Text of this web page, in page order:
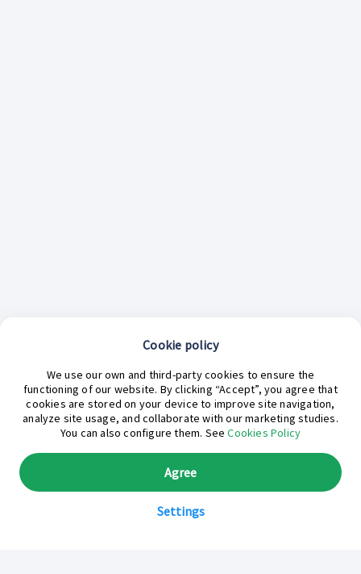
¿En qué podemos ayudarte hoy?
Cookie policy
We use our own and third-party cookies to ensure the
functioning of our website. By clicking “Accept”, you agree that
cookies are stored on your device to improve site navigation,
analyze site usage, and collaborate with our marketing studies.
You can also configure them. SeeCookies Policy
Settings
Agree